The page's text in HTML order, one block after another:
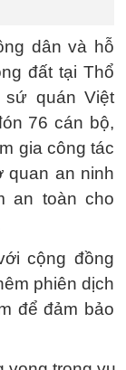
dân và hỗ
đất tại Thổ
quán Việt
76 cán bộ,
gia công tác
quan an ninh
an toàn cho
cộng đồng
phiên dịch
để đảm bảo